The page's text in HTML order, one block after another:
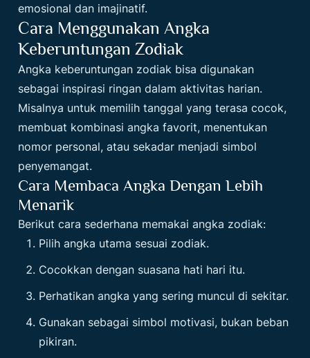
emosional dan imajinatif.
Cara Menggunakan Angka
Keberuntungan Zodiak
Angka keberuntungan zodiak bisa digunakan
sebagai inspirasi ringan dalam aktivitas harian.
Misalnya untuk memilih tanggal yang terasa cocok,
membuat kombinasi angka favorit, menentukan
nomor personal, atau sekadar menjadi simbol
penyemangat.
Cara Membaca Angka Dengan Lebih
Menarik
Berikut cara sederhana memakai angka zodiak:
Pilih angka utama sesuai zodiak.
Cocokkan dengan suasana hati hari itu.
Perhatikan angka yang sering muncul di sekitar.
Gunakan sebagai simbol motivasi, bukan beban
pikiran.